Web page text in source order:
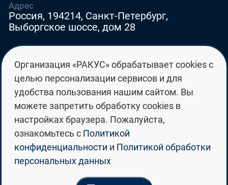
гуманитарное: история,
обществознание, литература,
география.
В программу подготовительного
факультета университет может
включить и другие предметы по
своему усмотрению.
E-mail
education@edurussia.org
edurussia@racus.ru
Адрес
Россия, 194214, Санкт-Петербург,
Выборгское шоссе, дом 28
© Группа российских государственных
Политика конфиденциальности
Политика обработки персональных данных
Организация «РАКУС» обрабатывает cookies с
целью персонализации сервисов и для
удобства пользования нашим сайтом. Вы
можете запретить обработку cookies в
настройках браузера. Пожалуйста,
ознакомьтесь с Политикой
конфиденциальности и Политикой обработки
персональных данных